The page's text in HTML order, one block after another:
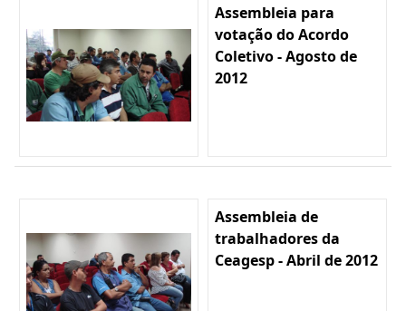
Assembleia para
votação do Acordo
Coletivo - Agosto de
2012
Assembleia de
trabalhadores da
Ceagesp - Abril de 2012